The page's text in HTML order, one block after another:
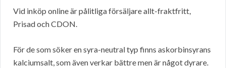
Vid inköp online är pålitliga försäljare allt-fraktfritt,
Prisad och CDON.
För de som söker en syra-neutral typ finns askorbinsyrans
kalciumsalt, som även verkar bättre men är något dyrare.